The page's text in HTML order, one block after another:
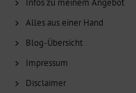
Infos zu meinem Angebot
Alles aus einer Hand
Blog-Übersicht
Impressum
Disclaimer